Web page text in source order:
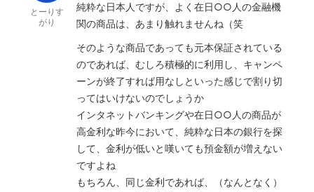
とーりす
がり
純粋な日本人ですが、よく在日○○人の金融機
関の商品は、あまり触れませんね（笑
そのような商品であっても元本保証されている
のであれば、むしろ積極的に利用し、キャンペ
ーンが終了すれば用なしといった感じで割り切
ってはいけないのでしょうか
インタネットバンキングや在日○○人の商品が
高金利な昨今において、純粋な日本の銀行を探
して、金利が低いと嘆いても預金額が増えない
ですよね
もちろん、同じ金利であれば、（なんとなく）